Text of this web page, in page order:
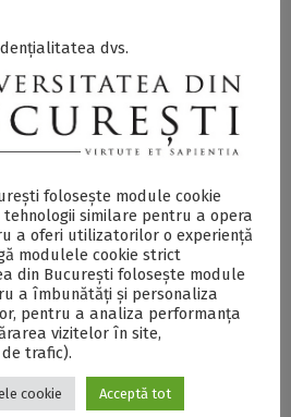
și InnovX by BCR și acces la
ce te va ajuta să îți alegi
de Ascendis;
pentru fiecare membru al
de Dimineață, un voucher în
și InnovX by BCR;
în valoare de 200 de lei
echipei și cadouri de la VISA și
PENTRU
DE VEDERE
dvs.
folosește module cookie
similare pentru a opera
a oferi utilizatorilor o experiență
modulele cookie strict
din București folosește module
a îmbunătăți și personaliza
pentru a analiza performanța
vizitelor în site,
trafic).
cookie Acceptă tot